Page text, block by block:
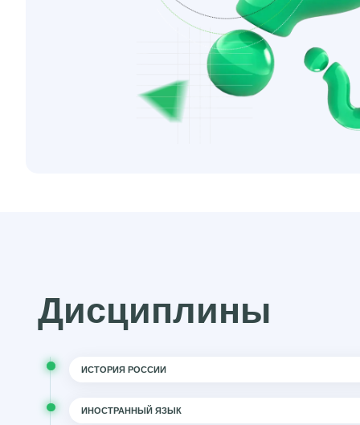
Дисциплины
ИСТОРИЯ РОССИИ
ИНОСТРАННЫЙ ЯЗЫК